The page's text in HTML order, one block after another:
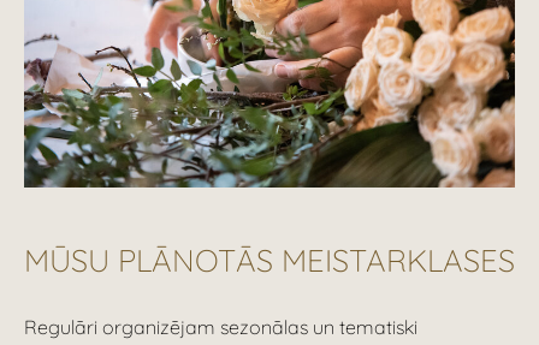
MŪSU PLĀNOTĀS MEISTARKLASES
Regulāri organizējam sezonālas un tematiski